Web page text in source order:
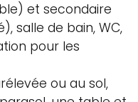
et secondaire
salle de bain, WC,
pour les
ou au sol,